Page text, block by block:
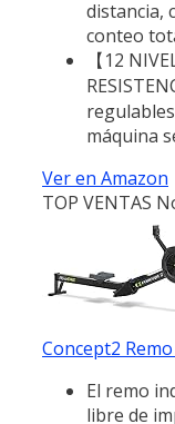
distancia,
conteo
【12
máquina
Ver en Amazon
TOP VENTAS
Concept2
El remo
libre de